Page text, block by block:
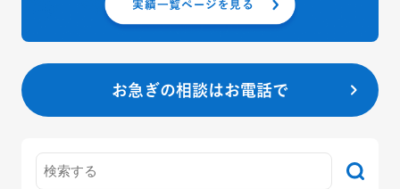
お急ぎの相談はお電話で